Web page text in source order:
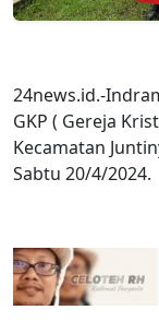
24news.id.-
GKP ( Gereja
Kecamatan
Sabtu 20/4/2024.